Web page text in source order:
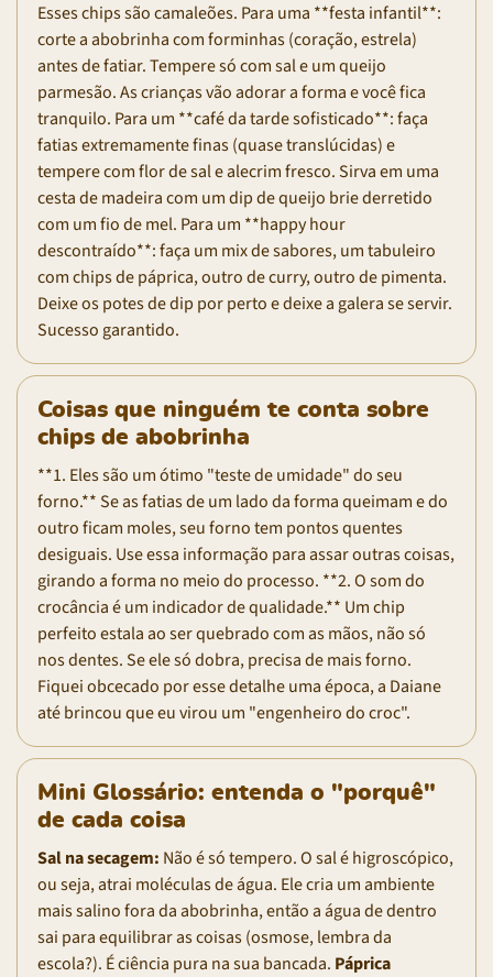
Esses chips são camaleões. Para uma **festa infantil**:
corte a abobrinha com forminhas (coração, estrela)
antes de fatiar. Tempere só com sal e um queijo
parmesão. As crianças vão adorar a forma e você fica
tranquilo. Para um **café da tarde sofisticado**: faça
fatias extremamente finas (quase translúcidas) e
tempere com flor de sal e alecrim fresco. Sirva em uma
cesta de madeira com um dip de queijo brie derretido
com um fio de mel. Para um **happy hour
descontraído**: faça um mix de sabores, um tabuleiro
com chips de páprica, outro de curry, outro de pimenta.
Deixe os potes de dip por perto e deixe a galera se servir.
Sucesso garantido.
Coisas que ninguém te conta sobre
chips de abobrinha
**1. Eles são um ótimo "teste de umidade" do seu
forno.** Se as fatias de um lado da forma queimam e do
outro ficam moles, seu forno tem pontos quentes
desiguais. Use essa informação para assar outras coisas,
girando a forma no meio do processo. **2. O som do
crocância é um indicador de qualidade.** Um chip
perfeito estala ao ser quebrado com as mãos, não só
nos dentes. Se ele só dobra, precisa de mais forno.
Fiquei obcecado por esse detalhe uma época, a Daiane
até brincou que eu virou um "engenheiro do croc".
Mini Glossário: entenda o "porquê"
de cada coisa
Sal na secagem: Não é só tempero. O sal é higroscópico,
ou seja, atrai moléculas de água. Ele cria um ambiente
mais salino fora da abobrinha, então a água de dentro
sai para equilibrar as coisas (osmose, lembra da
escola?). É ciência pura na sua bancada. Páprica